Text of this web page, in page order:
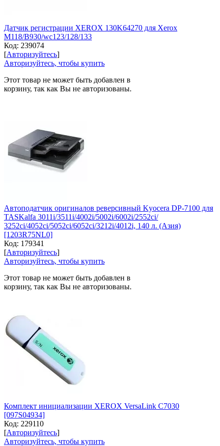
Датчик регистрации XEROX 130K64270 для Xerox
M118/B930/wc123/128/133
Код: 239074
[Авторизуйтесь]
Авторизуйтесь, чтобы купить
Этот товар не может быть добавлен в
корзину, так как Вы не авторизованы.
Автоподатчик оригиналов реверсивный Kyocera DP-7100 для
TASKalfa 3011i/3511i/4002i/5002i/6002i/2552ci/
3252ci/4052ci/5052ci/6052ci/3212i/4012i, 140 л. (Азия)
[1203R75NL0]
Код: 179341
[Авторизуйтесь]
Авторизуйтесь, чтобы купить
Этот товар не может быть добавлен в
корзину, так как Вы не авторизованы.
Комплект инициализации XEROX VersaLink C7030
[097S04934]
Код: 229110
[Авторизуйтесь]
Авторизуйтесь, чтобы купить